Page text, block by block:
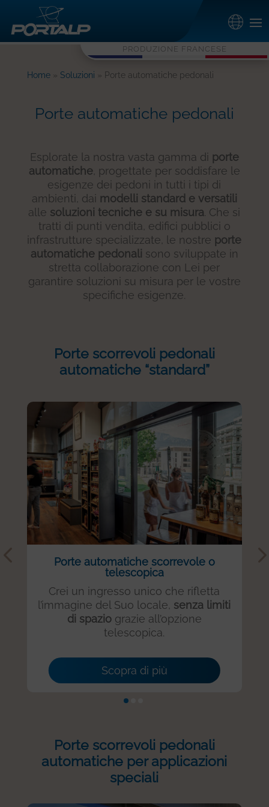
PRODUZIONE FRANCESE
Home» Soluzioni » Porte automatiche pedonali
Porte automatiche pedonali
Esplorate la nostra vasta gamma di porte
automatiche, progettate per soddisfare le
esigenze dei pedoni in tutti i tipi di
ambienti, dai modelli standard e versatili
alle soluzioni tecniche e su misura . Che si
tratti di punti vendita, edifici pubblici o
infrastrutture specializzate, le nostre porte
automatiche pedonali sono sviluppate in
stretta collaborazione con Lei per
garantire soluzioni su misura per le vostre
specifiche esigenze.
Porte scorrevoli pedonali
automatiche “standard”
Porte automatiche scorrevole o
telescopica
Crei un ingresso unico che rifletta
l’immagine del Suo locale, senza limiti
di spaziograzie all’opzione
telescopica.
Scopra di più
Porte scorrevoli pedonali
automatiche per applicazioni
speciali